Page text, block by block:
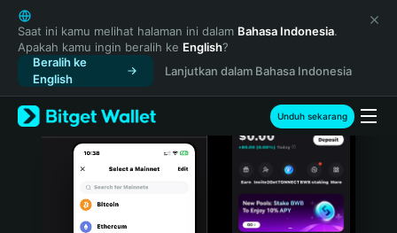
English
日本語
Tiếng Việt
Русский
Español (Latinoamérica)
Türkçe
Italiano
Saat ini kamu melihat halaman ini dalam Bahasa Indonesia.
Apakah kamu ingin beralih ke English?
Beralih ke
English
Lanjutkan dalam Bahasa Indonesia
Unduh sekarang